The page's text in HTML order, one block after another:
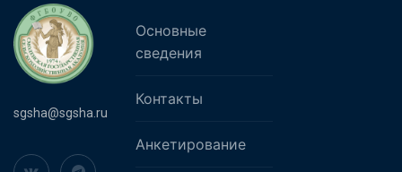
sgsha@sgsha.ru
Основные
сведения
Контакты
Анкетирование